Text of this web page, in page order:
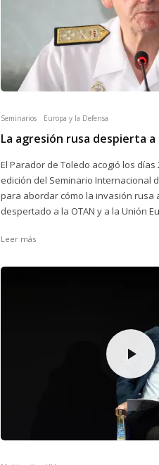
Seminarios Europa y la Defensa
La agresión rusa despierta a
El Parador de Toledo acogió los días
edición del Seminario Internacional
para abordar cómo la invasión rusa
despertado a la OTAN y a la Unión
Leer más